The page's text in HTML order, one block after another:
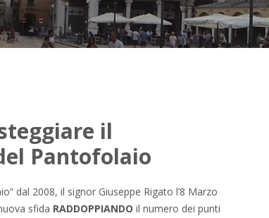
il
Pantofolaio
dal 2008, il signor Giuseppe Rigato l’8 Marzo
sfida RADDOPPIANDO il numero dei punti